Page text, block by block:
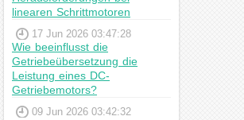
linearen Schrittmotoren
17 Jun 2026 03:47:28
Wie beeinflusst die
Getriebeübersetzung die
Leistung eines DC-
Getriebemotors?
09 Jun 2026 03:42:32